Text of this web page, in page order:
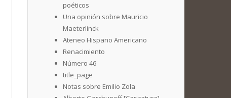
poéticos
Una opinión sobre Mauricio
Maeterlinck
Ateneo Hispano Americano
Renacimiento
Número 46
title_page
Notas sobre Emilio Zola